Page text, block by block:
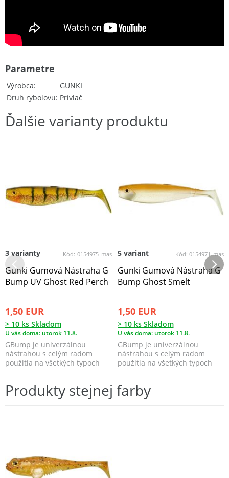
Výrobca
GUNKI
Druh rybolovu Prívlač
Parametre
Ďalšie varianty produktu
Kód: 0154975_mas
3 varianty
Gunki Gumová Nástraha G
Bump UV Ghost Red Perch
1,50 EUR
> 10 ks Skladom
U vás doma: utorok 11.8.
GBump je univerzálnou
nástrahou s celým radom
použitia na všetkých typoch
Kód: 0154971_mas
5 variant
Gunki Gumová Nástraha G
Bump Ghost Smelt
1,50 EUR
> 10 ks Skladom
U vás doma: utorok 11.8.
GBump je univerzálnou
nástrahou s celým radom
použitia na všetkých typoch
Produkty stejnej farby